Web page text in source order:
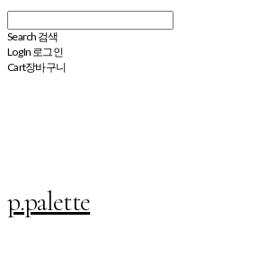
Search 검색
Log In 로그인
Cart장바구니
p.palette